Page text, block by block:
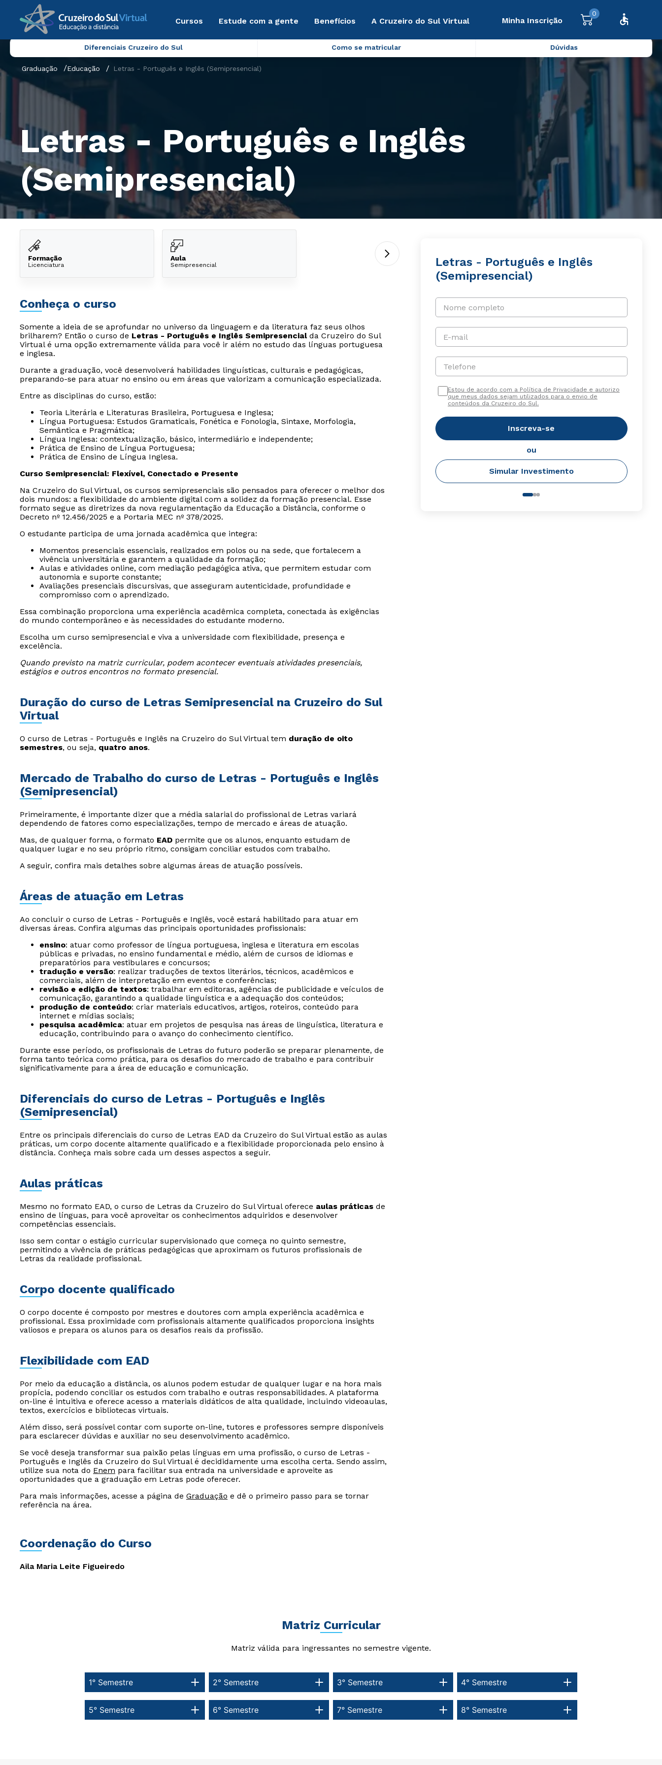
Cursos Estude com a gente Benefícios A Cruzeiro do Sul Virtual Minha Inscrição
0
Diferenciais Cruzeiro do Sul Como se matricular Dúvidas
Graduação Educação Letras - Português e Inglês (Semipresencial)
Letras - Português e Inglês
(Semipresencial)
Formação
Licenciatura
Aula
Semipresencial
Conheça o curso
Somente a ideia de se aprofundar no universo da linguagem e da literatura faz seus olhos
brilharem? Então o curso de Letras - Português e Inglês Semipresencialda Cruzeiro do Sul
Virtual é uma opção extremamente válida para você ir além no estudo das línguas portuguesa
e inglesa.
Durante a graduação, você desenvolverá habilidades linguísticas, culturais e pedagógicas,
preparando-se para atuar no ensino ou em áreas que valorizam a comunicação especializada.
Entre as disciplinas do curso, estão:
Teoria Literária e Literaturas Brasileira, Portuguesa e Inglesa;
Língua Portuguesa: Estudos Gramaticais, Fonética e Fonologia, Sintaxe, Morfologia,
Semântica e Pragmática;
Língua Inglesa: contextualização, básico, intermediário e independente;
Prática de Ensino de Língua Portuguesa;
Prática de Ensino de Língua Inglesa.
Curso Semipresencial: Flexível, Conectado e Presente
Na Cruzeiro do Sul Virtual, os cursos semipresenciais são pensados para oferecer o melhor dos
dois mundos: a flexibilidade do ambiente digital com a solidez da formação presencial. Esse
formato segue as diretrizes da nova regulamentação da Educação a Distância, conforme o
Decreto nº 12.456/2025 e a Portaria MEC nº 378/2025.
O estudante participa de uma jornada acadêmica que integra:
Momentos presenciais essenciais, realizados em polos ou na sede, que fortalecem a
vivência universitária e garantem a qualidade da formação;
Aulas e atividades online, com mediação pedagógica ativa, que permitem estudar com
autonomia e suporte constante;
Avaliações presenciais discursivas, que asseguram autenticidade, profundidade e
compromisso com o aprendizado.
Essa combinação proporciona uma experiência acadêmica completa, conectada às exigências
do mundo contemporâneo e às necessidades do estudante moderno.
Escolha um curso semipresencial e viva a universidade com flexibilidade, presença e
excelência.
Quando previsto na matriz curricular, podem acontecer eventuais atividades presenciais,
estágios e outros encontros no formato presencial.
Duração do curso de Letras Semipresencial na Cruzeiro do Sul
Virtual
O curso de Letras - Português e Inglês na Cruzeiro do Sul Virtual tem duração de oito
semestres, ou seja, quatro anos.
Mercado de Trabalho do curso de Letras - Português e Inglês
(Semipresencial)
Primeiramente, é importante dizer que a média salarial do profissional de Letras variará
dependendo de fatores como especializações, tempo de mercado e áreas de atuação.
Mas, de qualquer forma, o formato EAD permite que os alunos, enquanto estudam de
qualquer lugar e no seu próprio ritmo, consigam conciliar estudos com trabalho.
A seguir, confira mais detalhes sobre algumas áreas de atuação possíveis.
Áreas de atuação em Letras
Ao concluir o curso de Letras - Português e Inglês, você estará habilitado para atuar em
diversas áreas. Confira algumas das principais oportunidades profissionais:
ensino: atuar como professor de língua portuguesa, inglesa e literatura em escolas
públicas e privadas, no ensino fundamental e médio, além de cursos de idiomas e
preparatórios para vestibulares e concursos;
tradução e versão: realizar traduções de textos literários, técnicos, acadêmicos e
comerciais, além de interpretação em eventos e conferências;
revisão e edição de textos: trabalhar em editoras, agências de publicidade e veículos de
comunicação, garantindo a qualidade linguística e a adequação dos conteúdos;
produção de conteúdo: criar materiais educativos, artigos, roteiros, conteúdo para
internet e mídias sociais;
pesquisa acadêmica: atuar em projetos de pesquisa nas áreas de linguística, literatura e
educação, contribuindo para o avanço do conhecimento científico.
Durante esse período, os profissionais de Letras do futuro poderão se preparar plenamente, de
forma tanto teórica como prática, para os desafios do mercado de trabalho e para contribuir
significativamente para a área de educação e comunicação.
Diferenciais do curso de Letras - Português e Inglês
(Semipresencial)
Entre os principais diferenciais do curso de Letras EAD da Cruzeiro do Sul Virtual estão as aulas
práticas, um corpo docente altamente qualificado e a flexibilidade proporcionada pelo ensino à
distância. Conheça mais sobre cada um desses aspectos a seguir.
Aulas práticas
Mesmo no formato EAD, o curso de Letras da Cruzeiro do Sul Virtual oferece aulas práticas de
ensino de línguas, para você aproveitar os conhecimentos adquiridos e desenvolver
competências essenciais.
Isso sem contar o estágio curricular supervisionado que começa no quinto semestre,
permitindo a vivência de práticas pedagógicas que aproximam os futuros profissionais de
Letras da realidade profissional.
Corpo docente qualificado
O corpo docente é composto por mestres e doutores com ampla experiência acadêmica e
profissional. Essa proximidade com profissionais altamente qualificados proporciona insights
valiosos e prepara os alunos para os desafios reais da profissão.
Flexibilidade com EAD
Por meio da educação a distância, os alunos podem estudar de qualquer lugar e na hora mais
propícia, podendo conciliar os estudos com trabalho e outras responsabilidades. A plataforma
on-line é intuitiva e oferece acesso a materiais didáticos de alta qualidade, incluindo videoaulas,
textos, exercícios e bibliotecas virtuais.
Além disso, será possível contar com suporte on-line, tutores e professores sempre disponíveis
para esclarecer dúvidas e auxiliar no seu desenvolvimento acadêmico.
Se você deseja transformar sua paixão pelas línguas em uma profissão, o curso de Letras -
Português e Inglês da Cruzeiro do Sul Virtual é decididamente uma escolha certa. Sendo assim,
utilize sua nota do Enem para facilitar sua entrada na universidade e aproveite as
oportunidades que a graduação em Letras pode oferecer.
Para mais informações, acesse a página de Graduação e dê o primeiro passo para se tornar
referência na área.
Coordenação do Curso
Aila Maria Leite Figueiredo
Letras - Português e Inglês
(Semipresencial)
Nome completo
E-mail
Telefone
Estou de acordo com a Política de Privacidade e autorizo
que meus dados sejam utilizados para o envio de
conteúdos da Cruzeiro do Sul.
Inscreva-se
ou
Simular Investimento
Matriz Curricular
Matriz válida para ingressantes no semestre vigente.
1° Semestre
8° Semestre
7° Semestre
6° Semestre
5° Semestre
4° Semestre
3° Semestre
2° Semestre
Rápido e fácil
WhatsApp
Estou de acordo com a Política de Privacidade.
autorizo que meus dados sejam utilizados para o
Rápido e fácil
WhatsApp
Estou de acordo com a Política de Privacidade.
autorizo que meus dados sejam utilizados para o